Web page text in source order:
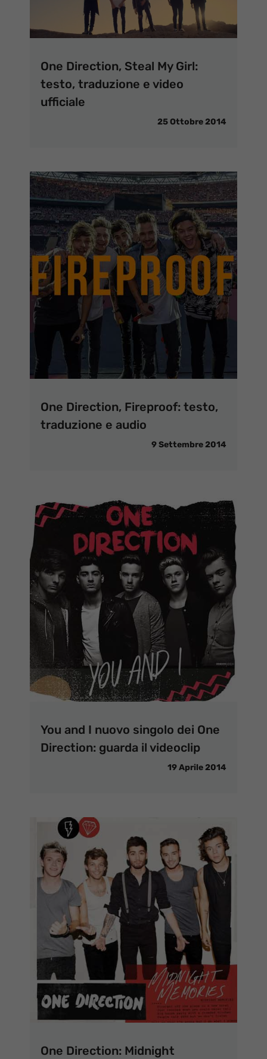
One Direction, Steal My Girl:
testo, traduzione e video
ufficiale
25 Ottobre 2014
One Direction, Fireproof: testo,
traduzione e audio
9 Settembre 2014
You and I nuovo singolo dei One
Direction: guarda il videoclip
19 Aprile 2014
One Direction: Midnight